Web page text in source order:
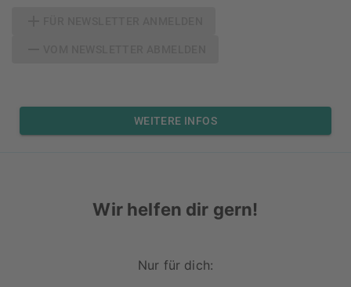
WEITERE INFOS
Wir helfen dir gern!
Nur für dich: